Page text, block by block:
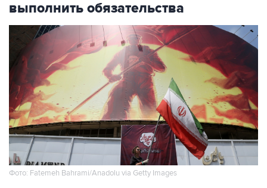
выполнить обязательства
Фото: Fatemeh Bahrami/Anadolu via Getty Images